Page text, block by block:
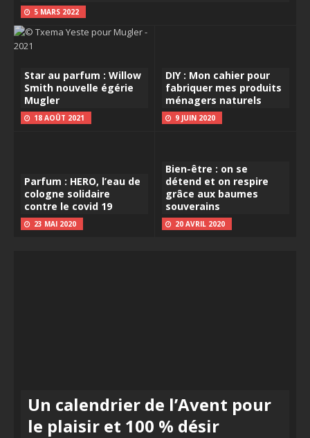
5 MARS 2022
Star au parfum : Willow
Smith nouvelle égérie
Mugler
18 AOÛT 2021
DIY : Mon cahier pour
fabriquer mes produits
ménagers naturels
9 JUIN 2020
Parfum : HERO, l’eau de
cologne solidaire
contre le covid 19
23 MAI 2020
Bien-être : on se
détend et on respire
grâce aux baumes
souverains
20 AVRIL 2020
Un calendrier de l’Avent pour
le plaisir et 100 % désir